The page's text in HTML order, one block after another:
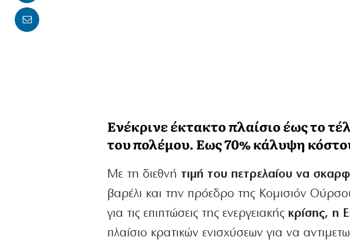
Ενέκρινε έκτακτο πλαίσιο έως το
του πολέμου. Εως 70% κάλυψη
Με τη διεθνή τιμή του πετρελαίου να
βαρέλι και την πρόεδρο της Κομισιόν
για τις επιπτώσεις της ενεργειακής κρίσης, η
πλαίσιο κρατικών ενισχύσεων για να